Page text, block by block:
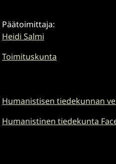
Päätoimittaja:
Heidi Salmi
Toimituskunta
Humanistisen tiedekunnan
Humanistinen tiedekunta